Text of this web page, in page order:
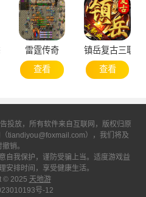
次世代1.20版本
雷霆传奇
查看
镇岳复古三职业
查看
投放，所有软件来自互联网，版权归原
tiandiyou@foxmail.com），我们将及
撤销。
自我保护，谨防受骗上当。适度游戏益
安排时间，享受健康生活。
© 2025 天地游
号-12